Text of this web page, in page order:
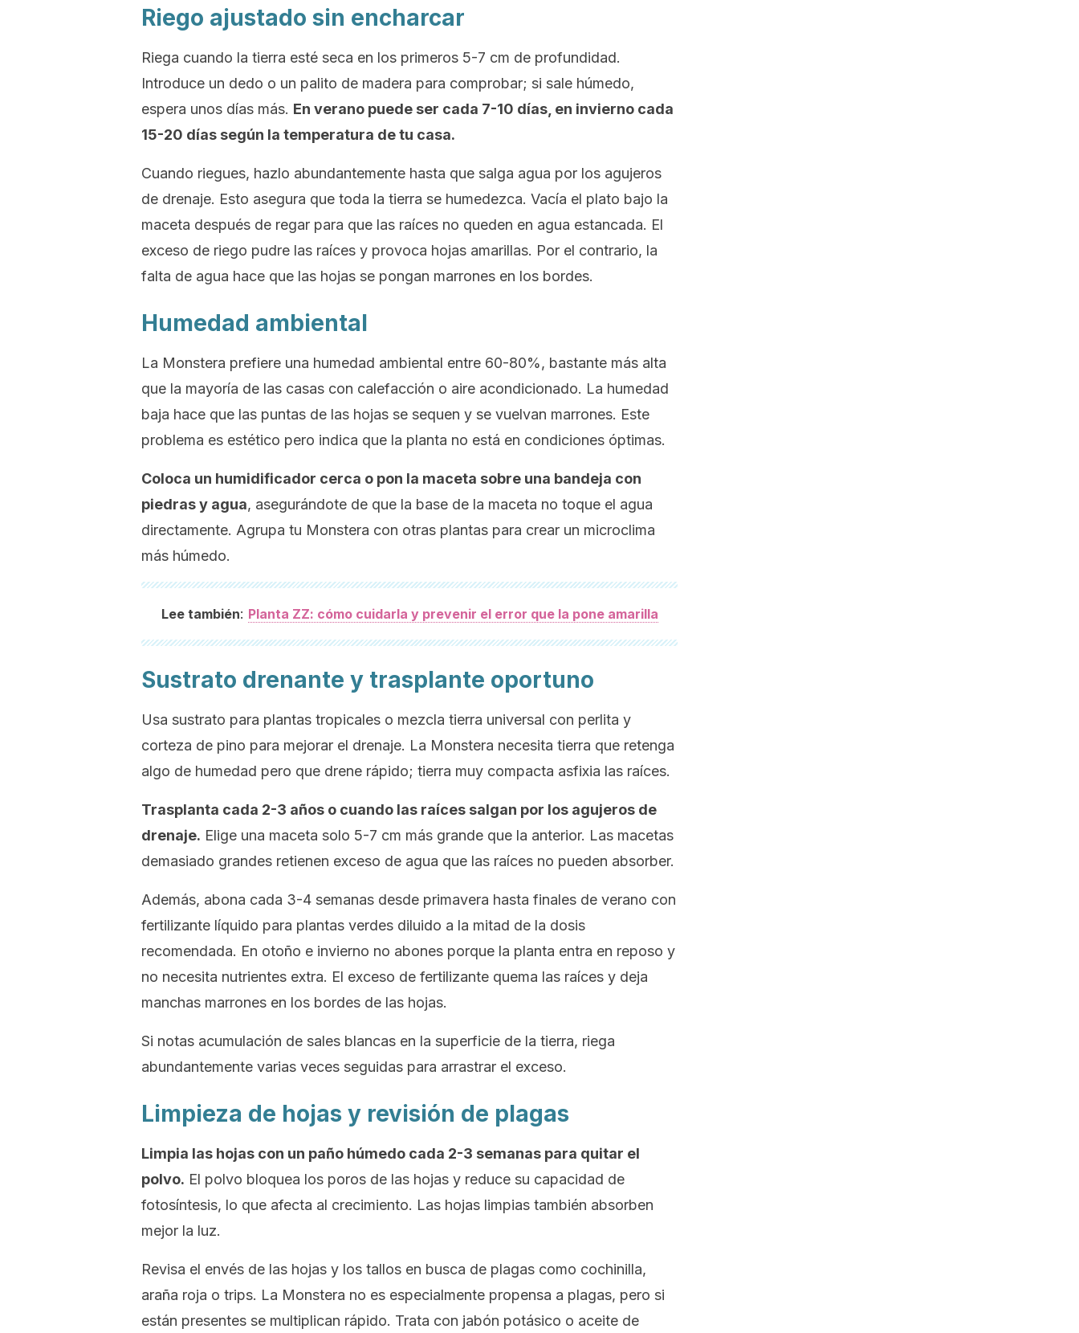
Riego ajustado sin encharcar
Riega cuando la tierra esté seca en los primeros 5-7 cm de profundidad.
Introduce un dedo o un palito de madera para comprobar; si sale húmedo,
espera unos días más. En verano puede ser cada 7-10 días, en invierno cada
15-20 días según la temperatura de tu casa.
Cuando riegues, hazlo abundantemente hasta que salga agua por los agujeros
de drenaje. Esto asegura que toda la tierra se humedezca. Vacía el plato bajo la
maceta después de regar para que las raíces no queden en agua estancada. El
exceso de riego pudre las raíces y provoca hojas amarillas. Por el contrario, la
falta de agua hace que las hojas se pongan marrones en los bordes.
Humedad ambiental
La Monstera prefiere una humedad ambiental entre 60-80%, bastante más alta
que la mayoría de las casas con calefacción o aire acondicionado. La humedad
baja hace que las puntas de las hojas se sequen y se vuelvan marrones. Este
problema es estético pero indica que la planta no está en condiciones óptimas.
Coloca un humidificador cerca o pon la maceta sobre una bandeja con
piedras y agua, asegurándote de que la base de la maceta no toque el agua
directamente. Agrupa tu Monstera con otras plantas para crear un microclima
más húmedo.
Lee también: Planta ZZ: cómo cuidarla y prevenir el error que la pone amarilla
Sustrato drenante y trasplante oportuno
Usa sustrato para plantas tropicales o mezcla tierra universal con perlita y
corteza de pino para mejorar el drenaje. La Monstera necesita tierra que retenga
algo de humedad pero que drene rápido; tierra muy compacta asfixia las raíces.
Trasplanta cada 2-3 años o cuando las raíces salgan por los agujeros de
drenaje. Elige una maceta solo 5-7 cm más grande que la anterior. Las macetas
demasiado grandes retienen exceso de agua que las raíces no pueden absorber.
Además, abona cada 3-4 semanas desde primavera hasta finales de verano con
fertilizante líquido para plantas verdes diluido a la mitad de la dosis
recomendada. En otoño e invierno no abones porque la planta entra en reposo y
no necesita nutrientes extra. El exceso de fertilizante quema las raíces y deja
manchas marrones en los bordes de las hojas.
Si notas acumulación de sales blancas en la superficie de la tierra, riega
abundantemente varias veces seguidas para arrastrar el exceso.
Limpieza de hojas y revisión de plagas
Limpia las hojas con un paño húmedo cada 2-3 semanas para quitar el
polvo. El polvo bloquea los poros de las hojas y reduce su capacidad de
fotosíntesis, lo que afecta al crecimiento. Las hojas limpias también absorben
mejor la luz.
Revisa el envés de las hojas y los tallos en busca de plagas como cochinilla,
araña roja o trips. La Monstera no es especialmente propensa a plagas, pero si
están presentes se multiplican rápido. Trata con jabón potásico o aceite de